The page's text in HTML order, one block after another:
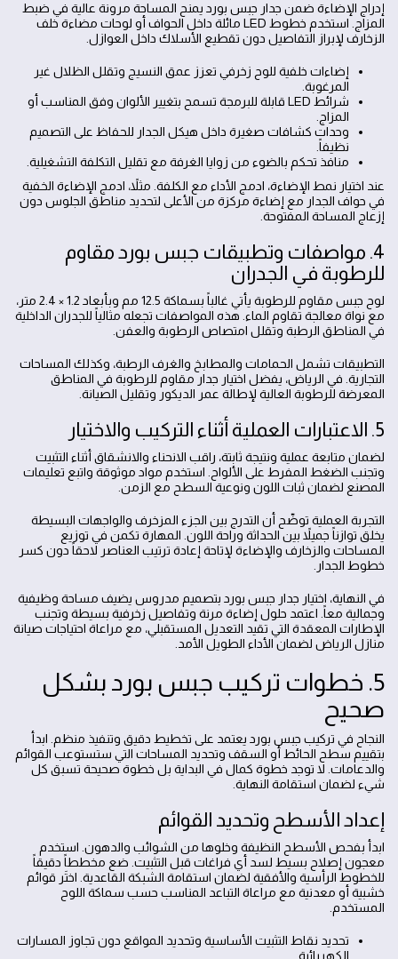
إدراج الإضاءة ضمن جدار جبس بورد يمنح المساحة مرونة عالية في ضبط
المزاج. استخدم خطوط LED مائلة داخل الحواف أو لوحات مضاءة خلف
الزخارف لإبراز التفاصيل دون تقطيع الأسلاك داخل العوازل.
إضاءات خلفية للوح زخرفي تعزز عمق النسيج وتقلل الظلال غير
المرغوبة.
شرائط LED قابلة للبرمجة تسمح بتغيير الألوان وفق المناسب أو
المزاج.
وحدات كشافات صغيرة داخل هيكل الجدار للحفاظ على التصميم
نظيفاً.
منافذ تحكم بالضوء من زوايا الغرفة مع تقليل التكلفة التشغيلية.
عند اختيار نمط الإضاءة، ادمج الأداء مع الكلفة. مثلاً، ادمج الإضاءة الخفية
في حواف الجدار مع إضاءة مركزة من الأعلى لتحديد مناطق الجلوس دون
إزعاج المساحة المفتوحة.
4. مواصفات وتطبيقات جبس بورد مقاوم
للرطوبة في الجدران
لوح جبس مقاوم للرطوبة يأتي غالباً بسماكة 12.5 مم وبأبعاد 1.2 × 2.4 متر،
مع نواة معالجة تقاوم الماء. هذه المواصفات تجعله مثالياً للجدران الداخلية
في المناطق الرطبة وتقلل امتصاص الرطوبة والعفن.
التطبيقات تشمل الحمامات والمطابخ والغرف الرطبة، وكذلك المساحات
التجارية. في الرياض، يفضل اختيار جدار مقاوم للرطوبة في المناطق
المعرضة للرطوبة العالية لإطالة عمر الديكور وتقليل الصيانة.
5. الاعتبارات العملية أثناء التركيب والاختيار
لضمان متابعة عملية ونتيجة ثابتة، راقب الانحناء والانشقاق أثناء التثبيت
وتجنب الضغط المفرط على الألواح. استخدم مواد موثوقة واتبع تعليمات
المصنع لضمان ثبات اللون ونوعية السطح مع الزمن.
التجربة العملية توضّح أن التدرج بين الجزء المزخرف والواجهات البسيطة
يخلق توازناً جميلاً بين الحداثة وراحة اللون. المهارة تكمن في توزيع
المساحات والزخارف والإضاءة لإتاحة إعادة ترتيب العناصر لاحقاً دون كسر
خطوط الجدار.
في النهاية، اختيار جدار جبس بورد بتصميم مدروس يضيف مساحة وظيفية
وجمالية معاً. اعتمد حلول إضاءة مرنة وتفاصيل زخرفية بسيطة وتجنب
الإطارات المعقدة التي تقيد التعديل المستقبلي، مع مراعاة احتياجات صيانة
منازل الرياض لضمان الأداء الطويل الأمد.
5. خطوات تركيب جبس بورد بشكل
صحيح
النجاح في تركيب جبس بورد يعتمد على تخطيط دقيق وتنفيذ منظم. ابدأ
بتقييم سطح الحائط أو السقف وتحديد المساحات التي ستستوعب القوائم
والدعامات. لا توجد خطوة كمال في البداية بل خطوة صحيحة تسبق كل
شيء لضمان استقامة النهاية.
إعداد الأسطح وتحديد القوائم
ابدأ بفحص الأسطح النظيفة وخلوها من الشوائب والدهون. استخدم
معجون إصلاح بسيط لسد أي فراغات قبل التثبيت. ضع مخططاً دقيقاً
للخطوط الرأسية والأفقية لضمان استقامة الشبكة القاعدية. اختَر قوائم
خشبية أو معدنية مع مراعاة التباعد المناسب حسب سماكة اللوح
المستخدم.
تحديد نقاط التثبيت الأساسية وتحديد المواقع دون تجاوز المسارات
الكهربائية.